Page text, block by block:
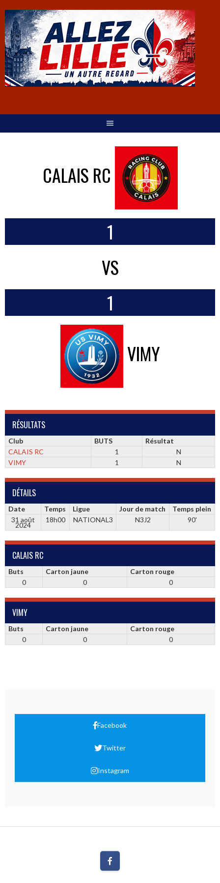
CALAIS RC
1
VS
1
VIMY
RÉSULTATS
Club BUTS
Résultat
CALAIS RC
1
N
VIMY
1 N
DÉTAILS
Date Temps Ligue Jour de match
Temps plein
31 août
2024
18h00 NATIONAL3 N3J2 90'
CALAIS RC
Buts Carton jaune
Carton rouge
0
0 0
VIMY
Buts Carton jaune
Carton rouge
0
0 0
Facebook
Twitter
Instagram